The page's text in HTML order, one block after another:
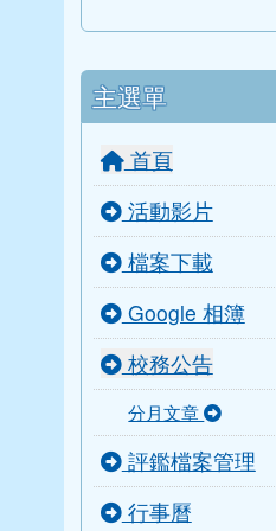
主選單
首頁
活動影片
檔案下載
Google 相簿
校務公告
分月文章
評鑑檔案管理
行事曆